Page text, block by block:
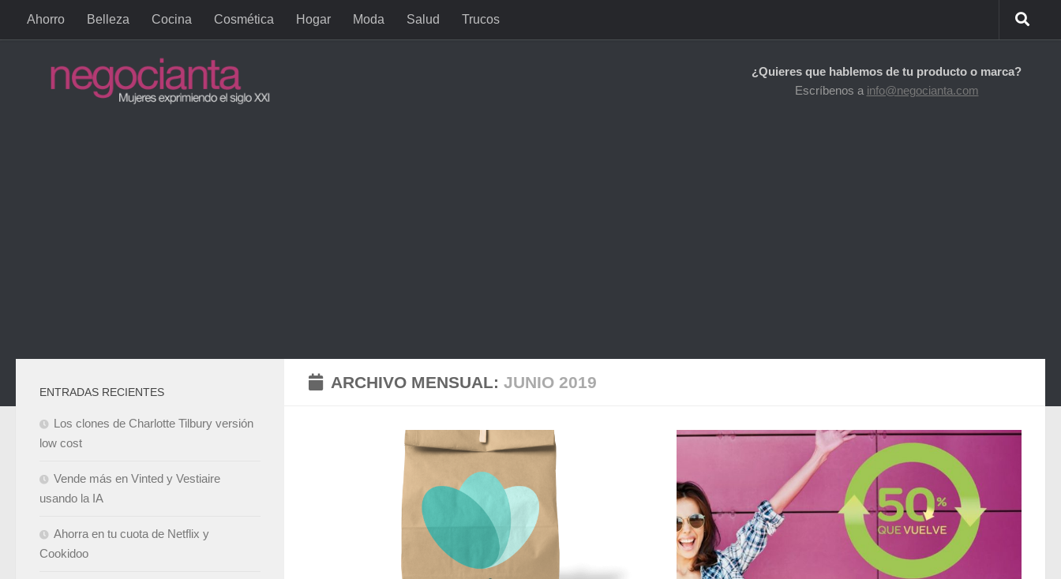
Saltar al contenido
Ahorro Belleza Cocina Cosmética Hogar Moda Salud Trucos
¿Quieres que hablemos de tu producto o marca?
Escríbenos a info@negocianta.com
ARCHIVO MENSUAL: JUNIO 2019
ENTRADAS RECIENTES
Los clones de Charlotte Tilbury versión
low cost
Vende más en Vinted y Vestiaire
usando la IA
Ahorra en tu cuota de Netflix y
Cookidoo